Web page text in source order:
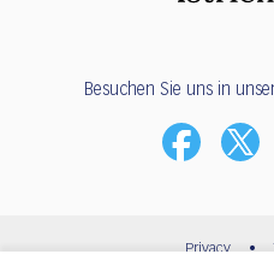
Besuchen Sie uns in
Privacy •